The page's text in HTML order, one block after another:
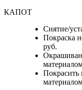
КАПОТ
Снятие/
Покраска
руб.
Покрасить